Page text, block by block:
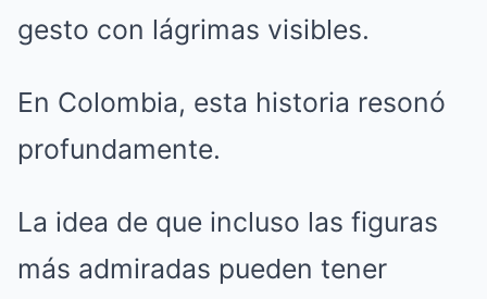
gesto con lágrimas visibles.
En Colombia, esta historia resonó
profundamente.
La idea de que incluso las figuras
más admiradas pueden tener